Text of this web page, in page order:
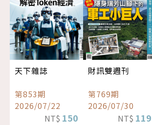
天下雜誌
第853期
2026/07/22
NT$ 150
財訊雙週刊
第769期
2026/07/30
NT$ 119